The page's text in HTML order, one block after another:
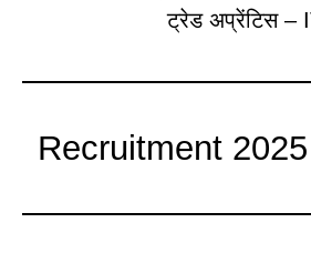
ट्रेड अप्रेंटिस –
Recruitment